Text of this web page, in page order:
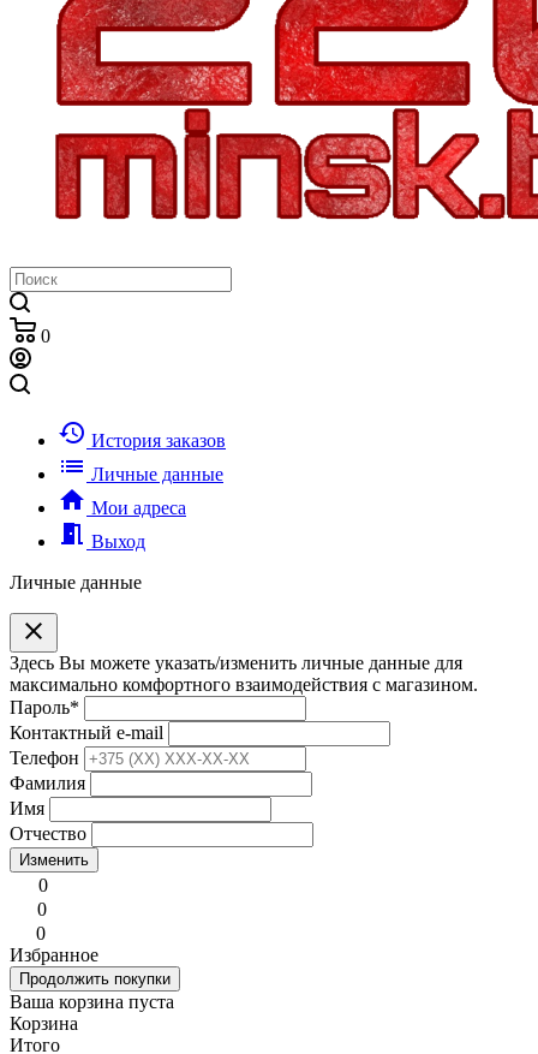
0
history История заказов
list Личные данные
home Мои адреса
meeting_room Выход
Личные данные
clear
Здесь Вы можете указать/изменить личные данные для
максимально комфортного взаимодействия с магазином.
Пароль*
Контактный e-mail
Телефон
Фамилия
Имя
Отчество
Изменить
0
0
0
Избранное
Продолжить покупки
Ваша корзина пуста
Корзина
Итого